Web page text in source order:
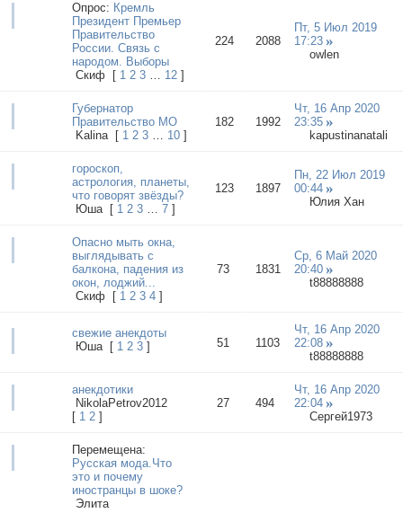
Опрос: Кремль
Президент Премьер
Правительство
России. Связь с
народом. Выборы
Cкиф
[ 1 2 3 … 12 ]
224 2088
Пт, 5 Июл 2019
17:23
owlen
Губернатор
Правительство МО
Kalina
[ 1 2 3 … 10 ]
182 1992
Чт, 16 Апр 2020
23:35
kapustinanatali
гороскоп,
астрология, планеты,
что говорят звёзды?
Юша
[ 1 2 3 … 7 ]
123 1897
Пн, 22 Июл 2019
00:44
Юлия Хан
Опасно мыть окна,
выглядывать с
балкона, падения из
окон, лоджий...
Cкиф
[ 1 2 3 4 ]
73 1831
Ср, 6 Май 2020
20:40
t88888888
свежие анекдоты
Юша
[ 1 2 3 ] 51 1103
Чт, 16 Апр 2020
22:08
t88888888
анекдотики
NikolaPetrov2012
[ 1 2 ]
27 494
Чт, 16 Апр 2020
22:04
Сергей1973
Перемещена:
Русская мода.Что
это и почему
иностранцы в шоке?
Элита